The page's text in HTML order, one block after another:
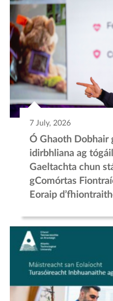
7 July, 2026
Ó Ghaoth Dobhair
idirbhliana ag
Gaeltachta chun
gComórtas
Eoraip